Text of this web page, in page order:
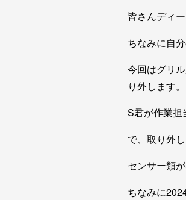
皆さんディ
ちなみに自
今回はグリ
り外します。
S君が作業担
で、取り外
センサー類
ちなみに